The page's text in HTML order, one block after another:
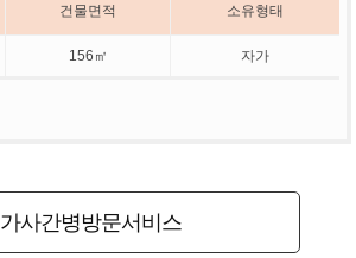
건물면적 소유형태
156㎡ 자가
가사간병방문서비스